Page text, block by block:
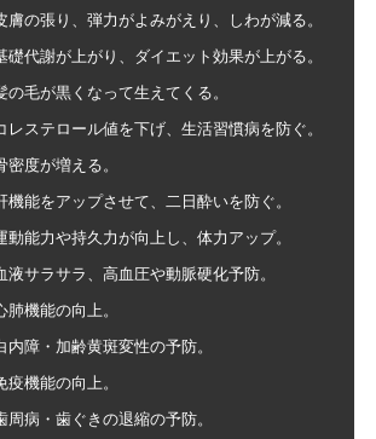
膚の張り、弾力がよみがえり、しわが減る。
礎代謝が上がり、ダイエット効果が上がる。
の毛が黒くなって生えてくる。
レステロール値を下げ、生活習慣病を防ぐ。
密度が増える。
機能をアップさせて、二日酔いを防ぐ。
動能力や持久力が向上し、体力アップ。
液サラサラ、高血圧や動脈硬化予防。
肺機能の向上。
内障・加齢黄斑変性の予防。
疫機能の向上。
周病・歯ぐきの退縮の予防。